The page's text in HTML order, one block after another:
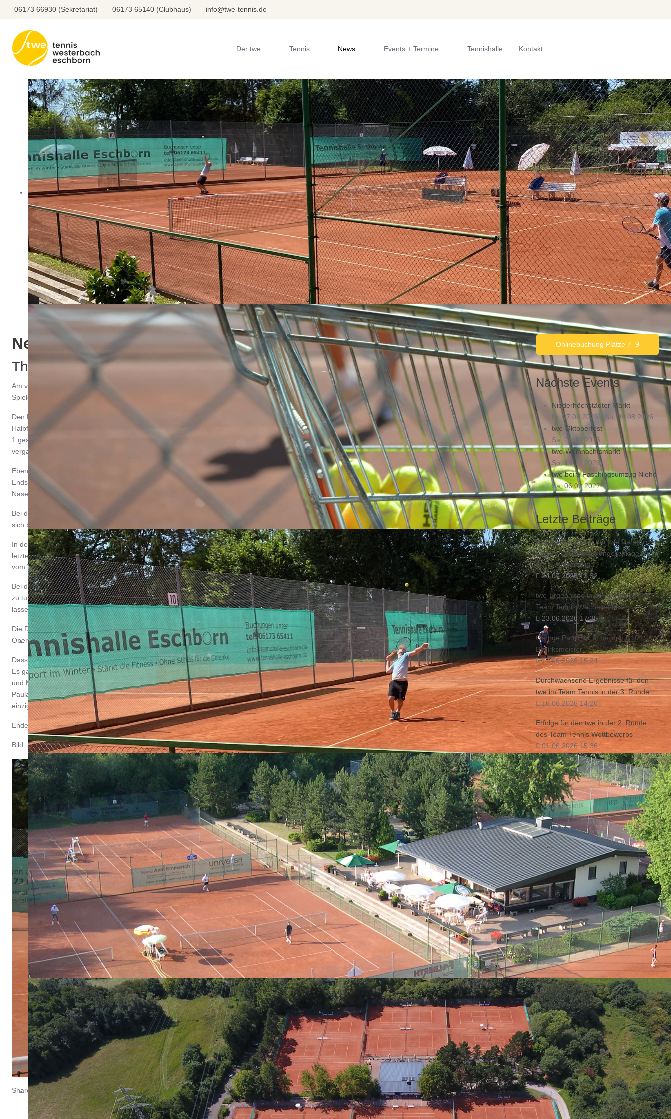
06173 66930 (Sekretariat) 06173 65140 (Clubhaus) info@twe-tennis.de
Der twe Tennis News Events + Termine Tennishalle Kontakt
... wo Tennis einfach Spaß macht!
... wo Tennis einfach Spaß macht!
... wo Tennis einfach Spaß macht!
... wo Tennis einfach Spaß macht!
News
Thomas Graby nutzt Heimvorteil und gewinnt die Westerbach Open
Am vergangenen Wochenende stand bei twe die 12. Auflage des LK-Turniers „Westerbach Open“ an. In insgesamt 6 Konkurrenzen traten fast 100
Spielerinnen und Spieler an, darunter auch 15 Teilnehmer vom eigenen Verein.
Den Heimvorteil bei den Damen 50 konnte Britta Wächtershäuser nutzen, die in den ersten beiden Runden starke Gegnerinnen bezwang und im
Halbfinale von der verletzungsbedingten Aufgabe ihrer Vereinskollegin Silke Agartz profitierte. Im Finale musste sie sich dann allerdings der an Nummer
1 gesetzten Sigrid Jakobi vom TC Ober-Eschbach mit 3:6 und 4:6 geschlagen geben. Für Sigrid Jakobi war es nach der Finalniederlage im
vergangenen Jahr der erste Sieg bei den Westerbach Open.
Ebenfalls ins Finale, bei den Herren 30, kam Thomas Graby. Der an Nummer 1 gesetzte Spieler aus der Verbandsligamannschaft des twe bekam es im
Endspiel mit dem an 2 gesetzten Tino Neidhard von SC 1880 Frankfurt zu tun. In einem spannenden Match hatte Thomas am Ende mit 7:5 und 6:3 die
Nase vorn und gewann nach dem Titel im Doppel im letzten Jahr nun seinen ersten Siegerbembel im Einzel.
Bei den Herren 40 behauptete sich der Favorit Matthias Kluge aus Heftrich mit 6:2 und 6:0 klar gegen Matthias Sauer vom TC Schöneck und konnte
sich bei seiner ersten Teilnahme gleich den Siegerbembel sichern.
In der Herren 50 Konkurrenz konnten sich die beiden topplatzierten Spieler für das Endspiel qualifizieren. Eric Herrmann aus Mainflingen, der bereits im
letzten Jahr bei den Herren 50 dominierte, konnte seinen Erfolg wiederholen. Im Finale gewann er gegen die Nummer 2 der Setzliste, Alf Windhorst,
vom TC Burgholzhausen glatt mit 6:0 und 6:0.
Bei den Herren 60 bekam es der top-gesetzte Gerhard Bekasinski aus Neu-Isenburg im Finale mit dem Außenseiter Thomas Elsässer aus Buchschlag
zu tun. Elsässer hatte im Verlauf des Turniers bereits die Nummer 2 und 3 bezwungen, musste dann aber im Endspiel dem Favoriten den Vortritt
lassen. Bekasinski gewann 6:3 und 6:3.
Die Damen 40 spielten aufgrund der geringen Teilnehmerzahl im Modus „jeder gegen jeden“. Am Ende behielt Aline Großmann aus Idstein die
Oberhand.
Dass Veranstaltungsteam um Sportwartin Carola Kroner sowie Volker Lösche, Steffi Rosenow, Marco Klein und Jörg Agartz zeigte sich sehr zufrieden.
Es gab teilweise hochklassige und vor allem spannende Matches sowie viel Lob von den Teilnehmern. Sehr gut angenommen wurde auch der Physio-
und Massage-Service. Und auch der Bespann-Service von Tennis-Cloud, Weißkirchen kam super an. Auch die Abziehkinder, Filippa, Melina, Greta,
Paula und Moritz waren eine echte Bereicherung für das Turnier. Die Spiele verliefen allesamt sehr fair, was sich auch darin zeigte, dass bei keinem
einzigen Match nach dem Schiedsrichter gerufen wurde.
Ende der Sommerferien, vom 1. – 3. September stehen dann die Westerbach Open für die Herren an - Einzel und Doppelkonkurrenzen.
Bild: Sicherte sich den Titel bei den Herren 30: Thomas Graby vom twe (links) mit seinem Gegner Tino Neidhard.
Share it:
Onlinebuchung Plätze 7–9
Nächste Events
Niederhöchstädter Markt
Fr, 07.08.2026 - So, 09.08.2026
twe-Oktoberfest
Sa, 24.10.2026
twe-Weihnachtsmarkt
So, 13.12.2026
twe beim Faschingsumzug Niehö
Sa, 06.02.2027
Letzte Beiträge
Historischer Erfolg der twe Damen: Die
Damen 65 stürmen ungeschlagen in
die 1. Regionalliga
24.07.2026 13:32
twe-Ergebnisse in der 4. Runde des
Team Tennis Wettbewerbs
23.06.2026 17:35
George Paul Elbl ist bei den U10
Bezirksmeister
17.06.2026 15:24
Durchwachsene Ergebnisse für den
twe im Team Tennis in der 3. Runde
16.06.2026 14:26
Erfolge für den twe in der 2. Runde
des Team Tennis Wettbewerbs
01.06.2026 15:36